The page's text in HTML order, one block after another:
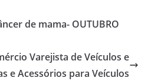
de mama- OUTUBRO
Varejista de Veículos e
e Acessórios para Veículos